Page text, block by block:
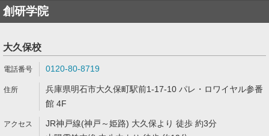
創研学院
大久保校
0120-80-8719
兵庫県明石市大久保町駅前1-17-10 パレ・ロワイヤル参番
館 4F
JR神戸線(神戸～姫路) 大久保より 徒歩 約3分